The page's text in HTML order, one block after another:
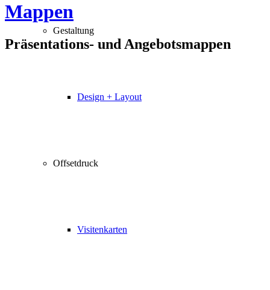
Gestaltung
Design + Layout
Offsetdruck
Visitenkarten
Mappen
Präsentations- und Angebotsmappen